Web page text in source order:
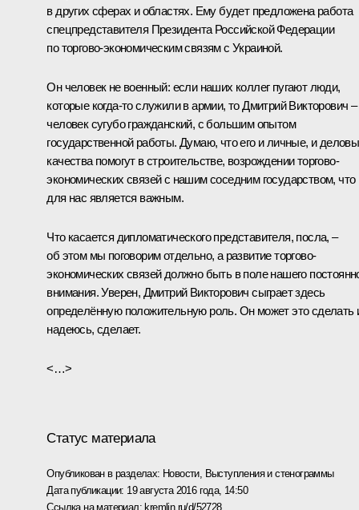
в других сферах и областях. Ему будет предложена работа
спецпредставителя Президента Российской Федерации
по торгово-экономическим связям с Украиной.
Он человек не военный: если наших коллег пугают люди,
которые когда‑то служили в армии, то Дмитрий Викторович –
человек сугубо гражданский, с большим опытом
государственной работы. Думаю, что его и личные, и
качества помогут в строительстве, возрождении торгово-
экономических связей с нашим соседним государством, что
для нас является важным.
Что касается дипломатического представителя, посла, –
об этом мы поговорим отдельно, а развитие торгово-
экономических связей должно быть в поле нашего
внимания. Уверен, Дмитрий Викторович сыграет здесь
определённую положительную роль. Он может это сделать
надеюсь, сделает.
<…>
Статус материала
Опубликован в разделах: Новости, Выступления и стенограммы
Дата публикации: 19 августа 2016 года, 14:50
Ссылка на материал: kremlin.ru/d/52728